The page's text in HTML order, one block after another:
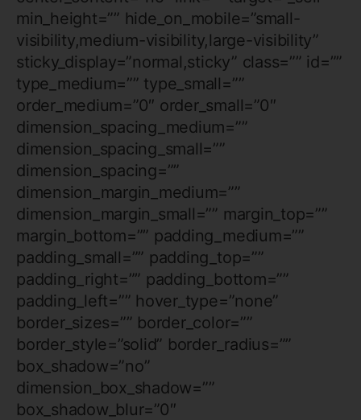
min_height=”” hide_on_mobile=”small-
visibility,medium-visibility,large-visibility”
sticky_display=”normal,sticky” class=”” id=””
type_medium=”” type_small=””
order_medium=”0″ order_small=”0″
dimension_spacing_medium=””
dimension_spacing_small=””
dimension_spacing=””
dimension_margin_medium=””
dimension_margin_small=”” margin_top=””
margin_bottom=”” padding_medium=””
padding_small=”” padding_top=””
padding_right=”” padding_bottom=””
padding_left=”” hover_type=”none”
border_sizes=”” border_color=””
border_style=”solid” border_radius=””
box_shadow=”no”
dimension_box_shadow=””
box_shadow_blur=”0″